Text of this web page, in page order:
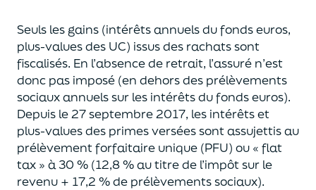
Seuls les gains (intérêts annuels du fonds euros,
plus-values des UC) issus des rachats sont
fiscalisés. En l’absence de retrait, l’assuré n’est
donc pas imposé (en dehors des prélèvements
sociaux annuels sur les intérêts du fonds euros).
Depuis le 27 septembre 2017, les intérêts et
plus-values des primes verséessont assujettis au
prélèvement forfaitaire unique (PFU) ou « flat
tax » à 30 % (12,8 % au titre de l’impôt sur le
revenu + 17,2 % de prélèvements sociaux).